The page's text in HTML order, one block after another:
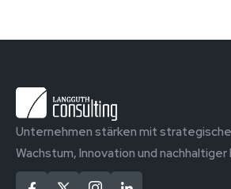
Unternehmen stärken mit
Wachstum, Innovation und nachhaltiger